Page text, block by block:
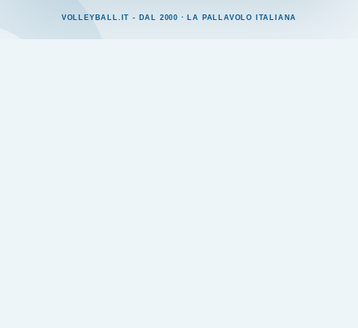
VOLLEYBALL.IT - DAL 2000 · LA PALLAVOLO ITALIANA